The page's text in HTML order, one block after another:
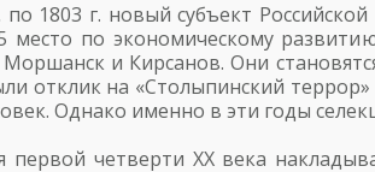
по 1803 г. новый субъект
место по экономическому
и Кирсанов. Они
отклик на «Столыпинский террор»
Однако именно в эти годы
первой четверти XX века